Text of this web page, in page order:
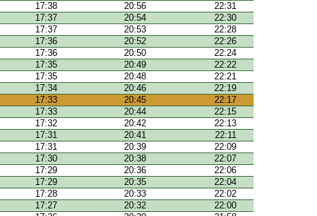
17:38 20:56
22:31
17:37 20:54
22:30
17:37 20:53
22:28
17:36 20:52
22:26
17:36 20:50
22:24
17:35 20:49
22:22
17:35 20:48
22:21
17:34 20:46
22:19
17:33 20:45
22:17
17:33 20:44
22:15
17:32 20:42
22:13
17:31 20:41
22:11
17:31 20:39
22:09
17:30 20:38
22:07
17:29 20:36
22:06
17:29 20:35
22:04
17:28 20:33
22:02
17:27 20:32
22:00